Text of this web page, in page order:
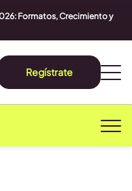
Formatos, Crecimiento y
Regístrate